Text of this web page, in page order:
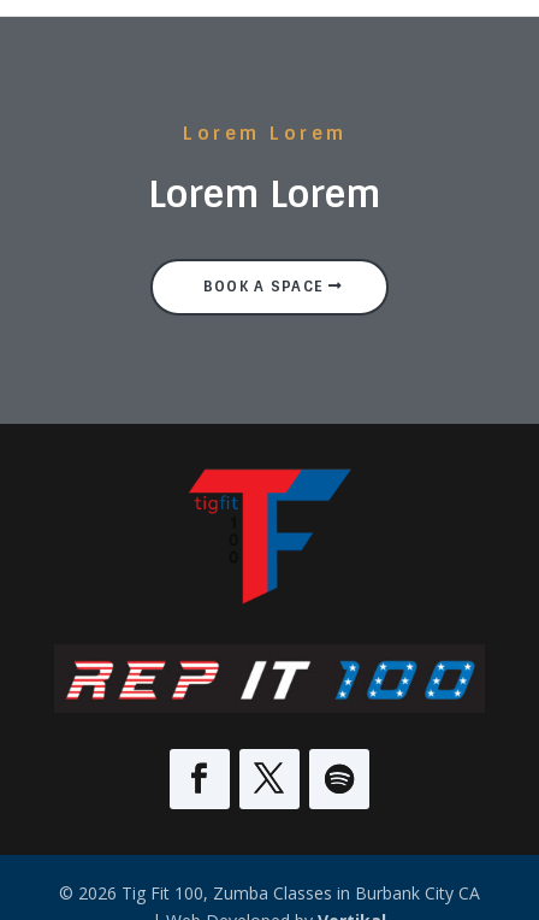
Lorem Lorem
Lorem Lorem
BOOK A SPACE
© 2026 Tig Fit 100, Zumba Classes in Burbank City CA